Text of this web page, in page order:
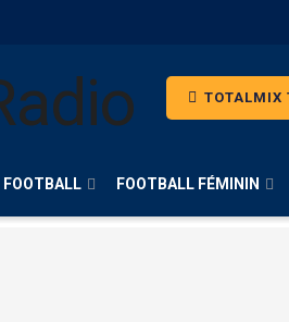
TOTALMIX
FOOTBALL FOOTBALL FÉMININ